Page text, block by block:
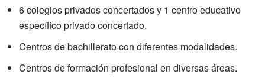
6 colegios privados concertados y 1 centro educativo
específico privado concertado.
Centros de bachillerato con diferentes modalidades.
Centros de formación profesional en diversas áreas.